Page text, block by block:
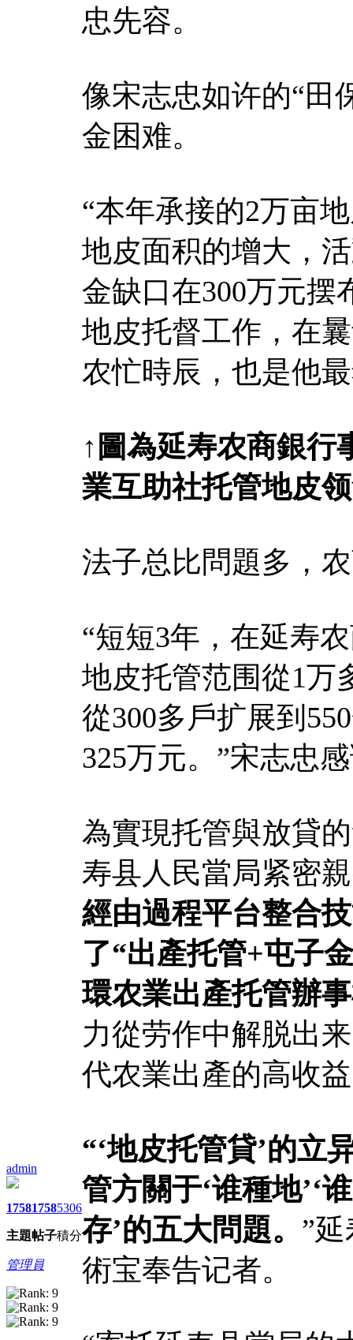
admin
1758
主題
1758
帖子
5306
積分
管理員
忠先容。
像宋志忠如许的“田
金困难。
“本年承接的2万亩
地皮面积的增大，
金缺口在300万元摆
地皮托督工作，在
农忙時辰，也是他
↑ 圖為延寿农商銀行
業互助社托管地皮
法子总比問題多，
“短短3年，在延寿
地皮托管范围從1万
從300多戶扩展到
325万元。”宋志忠
為實現托管與放貸
寿县人民當局紧密
經由過程平台整合
了“出產托管+屯子
環农業出產托管辦
力從劳作中解脱出
代农業出產的高收
“‘地皮托管貸’的立
管方關于‘谁種地’‘
存’的五大問題。 ”
術宝奉告记者。